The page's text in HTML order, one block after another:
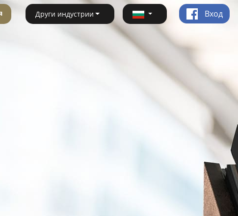
Други индустрии Вход